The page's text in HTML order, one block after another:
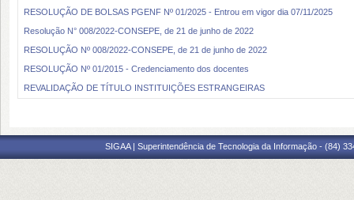
RESOLUÇÃO DE BOLSAS PGENF Nº 01/2025 - Entrou em vigor dia 07/11/2025
Resolução N° 008/2022-CONSEPE, de 21 de junho de 2022
RESOLUÇÃO Nº 008/2022-CONSEPE, de 21 de junho de 2022
RESOLUÇÃO Nº 01/2015 - Credenciamento dos docentes
REVALIDAÇÃO DE TÍTULO INSTITUIÇÕES ESTRANGEIRAS
SIGAA | Superintendência de Tecnologia da Informação - (84)